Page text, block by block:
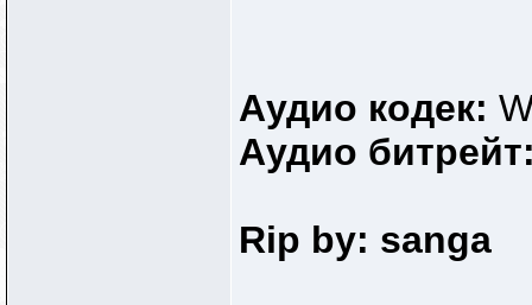
Аудио кодек:
Аудио
Rip by: sanga